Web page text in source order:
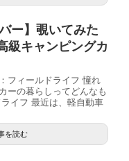
ー】覗いてみた
級キャンピングカ
フィールドライフ 憧れ
ーの暮らしってどんなも
イフ 最近は、軽自動車
を読む